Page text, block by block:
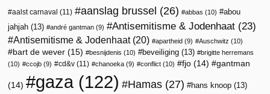
aalst carnaval (11) aanslag brussel (26) abbas (10)
abou
jahjah (13) andré gantman (9) Antisemitisme & Jodenhaat (23)
Antisemitisme & Jodenhaat(20) apartheid (9) Auschwitz (10)
bart de wever (15) besnijdenis (10) beveiliging (13)
brigitte herremans
(10)
ccojb (9) cd&v (11) chanoeka (9) conflict (10) fjo (14) gantman
(14) gaza (122) Hamas (27) hans knoop (13)